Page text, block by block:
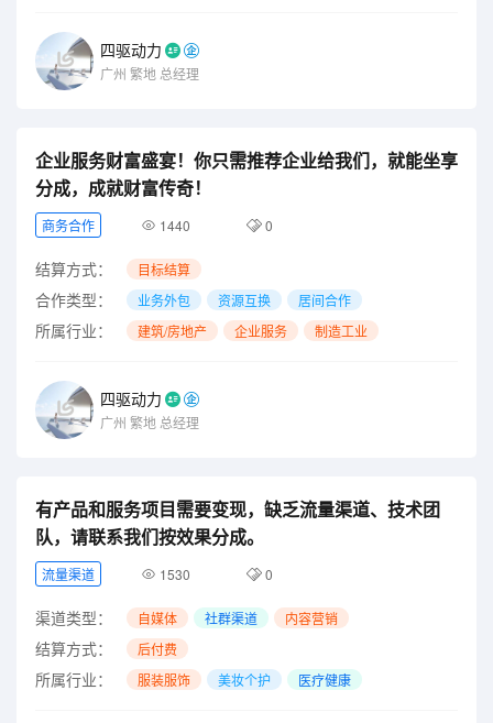
四驱动力
广州 繁地 总经理
企业服务财富盛宴！你只需推荐企业给我们，就能坐享
分成，成就财富传奇！
商务合作 1440 0
结算方式： 目标结算
合作类型： 业务外包 资源互换 居间合作
所属行业： 建筑/房地产 企业服务 制造工业
四驱动力
广州 繁地 总经理
有产品和服务项目需要变现，缺乏流量渠道、技术团
队，请联系我们按效果分成。
流量渠道 1530 0
渠道类型： 自媒体 社群渠道 内容营销
结算方式： 后付费
所属行业： 服装服饰 美妆个护 医疗健康